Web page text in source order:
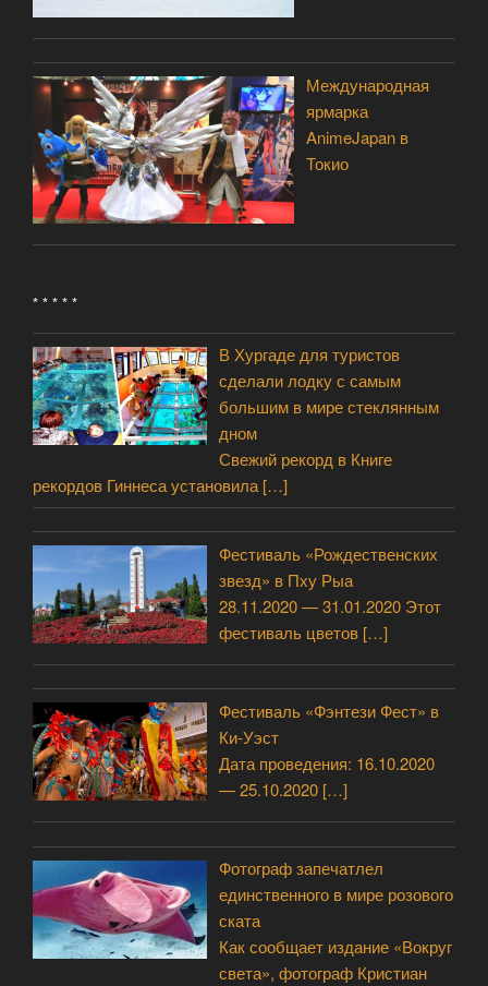
Международная
ярмарка
AnimeJapan в
Токио
* * * * *
В Хургаде для туристов
сделали лодку с самым
большим в мире стеклянным
дном
Свежий рекорд в Книге
рекордов Гиннеса установила […]
Фестиваль «Рождественских
звезд» в Пху Рыа
28.11.2020 — 31.01.2020 Этот
фестиваль цветов […]
Фестиваль «Фэнтези Фест» в
Ки-Уэст
Дата проведения: 16.10.2020
— 25.10.2020 […]
Фотограф запечатлел
единственного в мире розового
ската
Как сообщает издание «Вокруг
света», фотограф Кристиан